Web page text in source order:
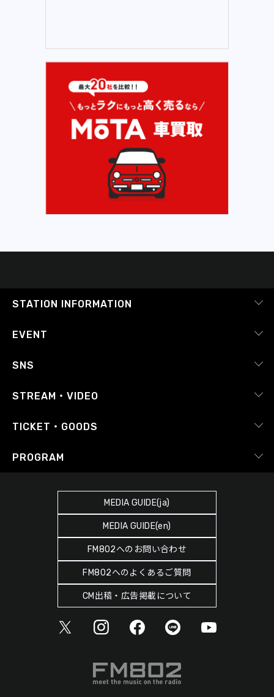
STATION INFORMATION
会社概要
番組審議会
Japan FM League
SDGsへの取り組み
緊急地震速報の対応
災害情報共有パートナーシップ
人権尊重・コンプライアンスに関する調査の結果について
EVENT
ピックアップ
SNS
RADIPASS
Instagram
STREAM・VIDEO
radiko.jp
TICKET・GOODS
RADIPASS TICKET
PROGRAM
ヘビーローテーション
MEDIA GUIDE(ja)
MEDIA GUIDE(en)
FM802へのお問い合わせ
FM802へのよくあるご質問
CM出稿・広告掲載について